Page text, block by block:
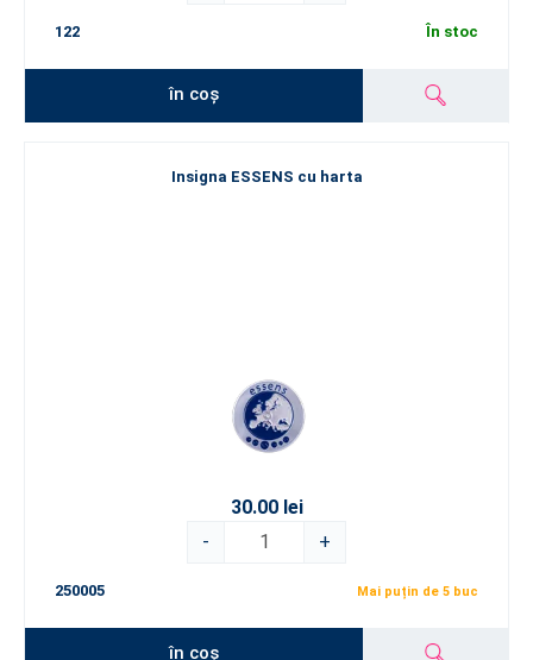
122 În stoc
în coș
Insigna ESSENS cu harta
30.00 lei
-
+
250005 Mai puțin de 5 buc
în coș